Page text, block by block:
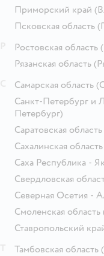
Приморский край
Псковская область
Ростовская область
Рязанская область
Самарская область
Санкт-Петербург и
Петербург)
Саратовская область
Сахалинская область
Саха Республика -
Свердловская
Северная Осетия -
Смоленская область
Ставропольский
Тамбовская область